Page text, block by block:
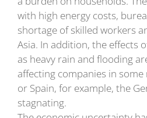
with high energy costs,
shortage of skilled workers
Asia. In addition, the effects
as heavy rain and flooding
affecting companies in
or Spain, for example, the
stagnating.